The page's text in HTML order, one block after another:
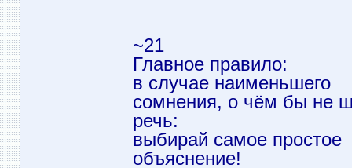
~21
Главное правило:
в случае наименьшего
сомнения, о чём бы не
речь:
выбирай самое простое
объяснение!